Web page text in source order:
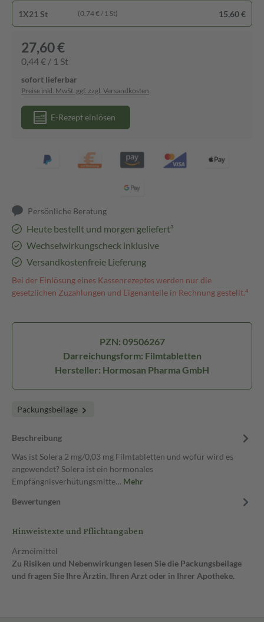
1X21 St (0,74 € / 1 St) 15,60 €
27,60 €
0,44 € / 1 St
sofort lieferbar
Preise inkl. MwSt. ggf. zzgl. Versandkosten
E-Rezept einlösen
Persönliche Beratung
Heute bestellt und morgen geliefert³
Wechselwirkungscheck inklusive
Versandkostenfreie Lieferung
Bei der Einlösung eines Kassenrezeptes werden nur die
gesetzlichen Zuzahlungen und Eigenanteile in Rechnung gestellt.⁴
PZN: 09506267
Darreichungsform: Filmtabletten
Hersteller: Hormosan Pharma GmbH
Packungsbeilage
Beschreibung
Was ist Solera 2 mg/0,03 mg Filmtabletten und wofür wird es
angewendet? Solera ist ein hormonales
Empfängnisverhütungsmitte… Mehr
Bewertungen
Hinweistexte und Pflichtangaben
Arzneimittel
Zu Risiken und Nebenwirkungen lesen Sie die Packungsbeilage
und fragen Sie Ihre Ärztin, Ihren Arzt oder in Ihrer Apotheke.